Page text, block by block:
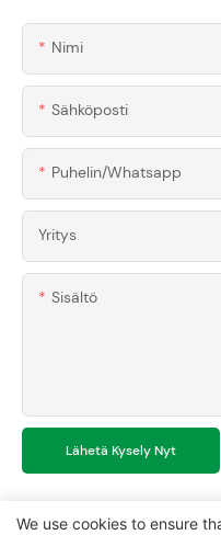
Nimi
Sähköposti
Puhelin/whatsapp
Yritys
Sisältö
Lähetä Kysely Nyt
We use cookies to ensure